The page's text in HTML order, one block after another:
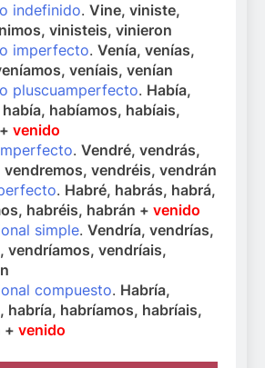
indefinido. Vine, viniste,
vinisteis, vinieron
imperfecto. Venía, venías,
veníais, venían
pluscuamperfecto. Había,
habíamos, habíais,
venido
. Vendré, vendrás,
vendremos, vendréis, vendrán
. Habré, habrás, habrá,
habréis, habrán + venido
simple. Vendría, vendrías,
vendríamos, vendríais,
compuesto. Habría,
habría, habríamos, habríais,
+ venido